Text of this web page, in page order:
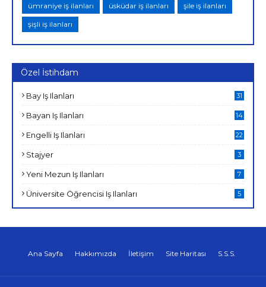
ümraniye iş ilanları üsküdar iş ilanları şile iş ilanları
şişli iş ilanları
Özel İstihdam
Bay Iş Ilanları 31
Bayan Iş Ilanları 14
Engelli Iş Ilanları 22
Stajyer 3
Yeni Mezun Iş Ilanları 7
Üniversite Öğrencisi Iş Ilanları 5
Ana Sayfa Hakkımızda İletişim Site Haritası S.S.S.